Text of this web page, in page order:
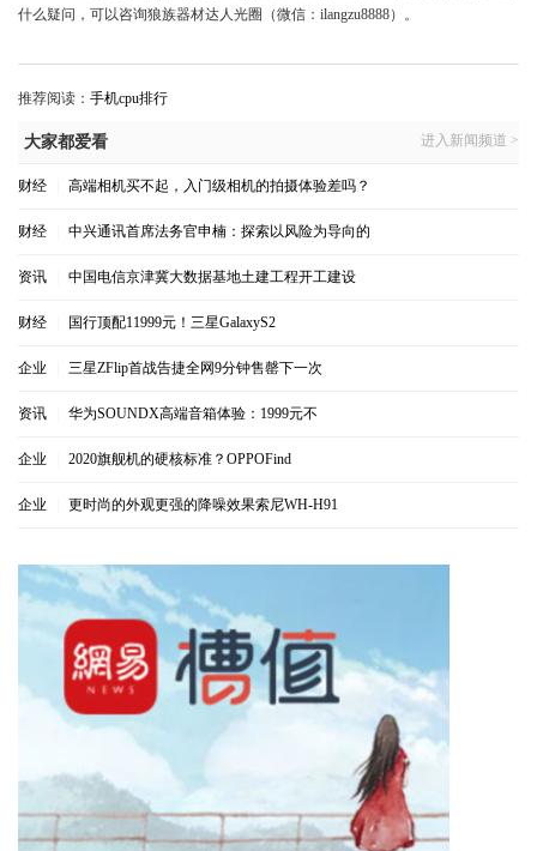
什么疑问，可以咨询狼族器材达人光圈（微信：ilangzu8888）。
推荐阅读： 手机cpu排行
大家都爱看 进入新闻频道 >
财经 高端相机买不起，入门级相机的拍摄体验差吗？
财经 中兴通讯首席法务官申楠：探索以风险为导向的
资讯 中国电信京津冀大数据基地土建工程开工建设
财经 国行顶配11999元！三星GalaxyS2
企业 三星ZFlip首战告捷全网9分钟售罄下一次
资讯 华为SOUNDX高端音箱体验：1999元不
企业 2020旗舰机的硬核标准？OPPOFind
企业 更时尚的外观更强的降噪效果索尼WH-H91